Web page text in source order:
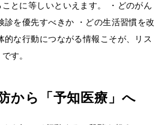
とに等しいといえます。 ・どのがん
診を優先すべきか ・どの生活習慣を改
的な行動につながる情報こそが、リス
す。
から「予知医療」へ